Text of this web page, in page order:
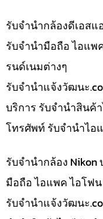
รับจำนำกล้องดีเอส
รับจำนำมือถือ ไอแพ
รนด์เนมต่างๆ
รับจํานําแจ้งวัฒนะ
บริการ รับจำนำสินค้
โทรศัพท์ รับจำนำไอ
รับจำนำกล้อง
มือถือ ไอแพค ไอโฟ
รับจํานําแจ้งวัฒนะ